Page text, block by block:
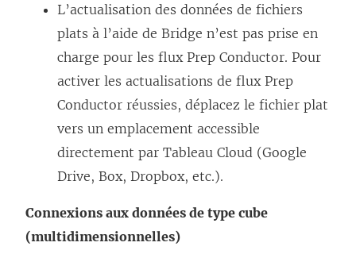
L’actualisation des données de fichiers
plats à l’aide de Bridge n’est pas prise en
charge pour les flux Prep Conductor. Pour
activer les actualisations de flux Prep
Conductor réussies, déplacez le fichier plat
vers un emplacement accessible
directement par Tableau Cloud (Google
Drive, Box, Dropbox, etc.).
Connexions aux données de type cube
(multidimensionnelles)